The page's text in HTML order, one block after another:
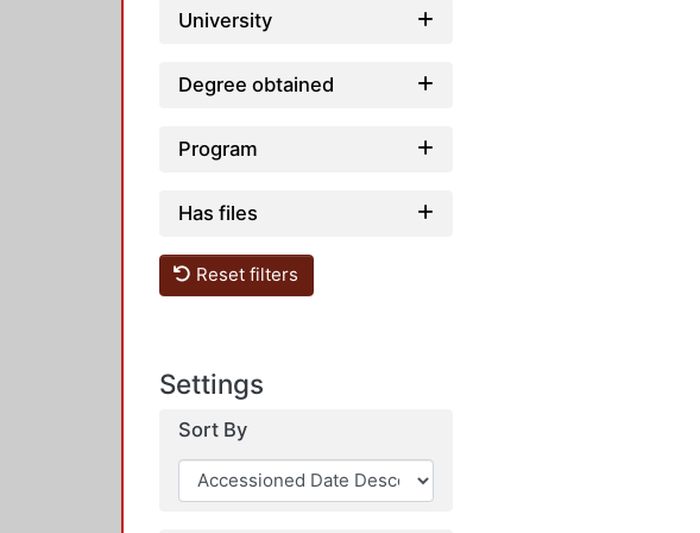
University
Degree obtained
Program
Has files
Reset filters
Settings
Sort By